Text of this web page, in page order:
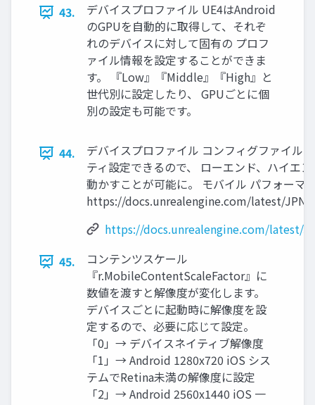
43.
デバイスプロファイル UE4はAndroid
のGPUを自動的に取得して、それぞ
れのデバイスに対して固有の プロフ
ァイル情報を設定することができま
す。 『Low』『Middle』『High』と
世代別に設定したり、 GPUごとに個
別の設定も可能です。
44.
デバイスプロファイル コンフィグファイル
ティ設定できるので、 ローエンド、ハイエ
動かすことが可能に。 モバイル パフォーマ
https://docs.unrealengine.com/latest/
https://docs.unrealengine.com/latest/
45.
コンテンツスケール
『r.MobileContentScaleFactor』に
数値を渡すと解像度が変化します。
デバイスごとに起動時に解像度を設
定するので、必要に応じて設定。
「0」→ デバイスネイティブ解像度
「1」→ Android 1280x720 iOS シス
テムでRetina未満の解像度に設定
「2」→ Android 2560x1440 iOS 一